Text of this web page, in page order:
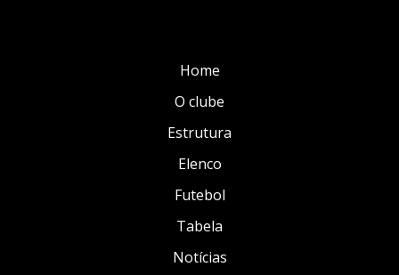
Home
O clube
Estrutura
Elenco
Futebol
Tabela
Notícias